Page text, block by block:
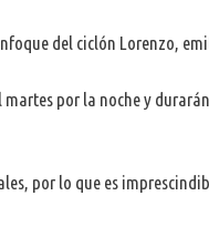
del ciclón Lorenzo,
por la noche y
por lo que es